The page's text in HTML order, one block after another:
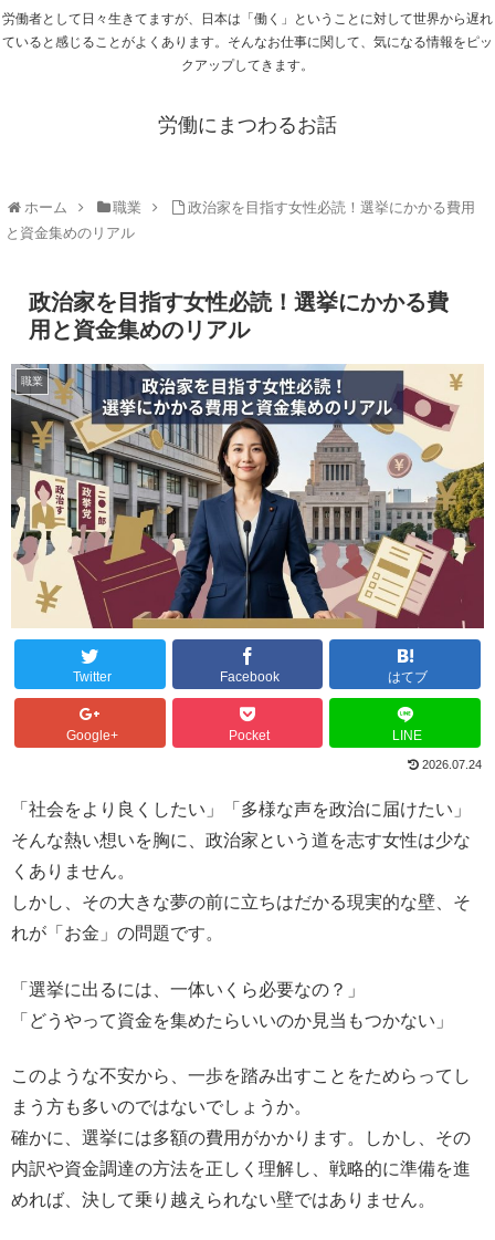
労働者として日々生きてますが、日本は「働く」ということに対して世界から遅れ
ていると感じることがよくあります。そんなお仕事に関して、気になる情報をピッ
クアップしてきます。
労働にまつわるお話
ホーム 職業
政治家を目指す女性必読！選挙にかかる費用
と資金集めのリアル
政治家を目指す女性必読！選挙にかかる費
用と資金集めのリアル
職業
Twitter Facebook はてブ
Google+ Pocket LINE
2026.07.24
「社会をより良くしたい」「多様な声を政治に届けたい」
そんな熱い想いを胸に、政治家という道を志す女性は少な
くありません。
しかし、その大きな夢の前に立ちはだかる現実的な壁、そ
れが「お金」の問題です。
「選挙に出るには、一体いくら必要なの？」
「どうやって資金を集めたらいいのか見当もつかない」
このような不安から、一歩を踏み出すことをためらってし
まう方も多いのではないでしょうか。
確かに、選挙には多額の費用がかかります。しかし、その
内訳や資金調達の方法を正しく理解し、戦略的に準備を進
めれば、決して乗り越えられない壁ではありません。